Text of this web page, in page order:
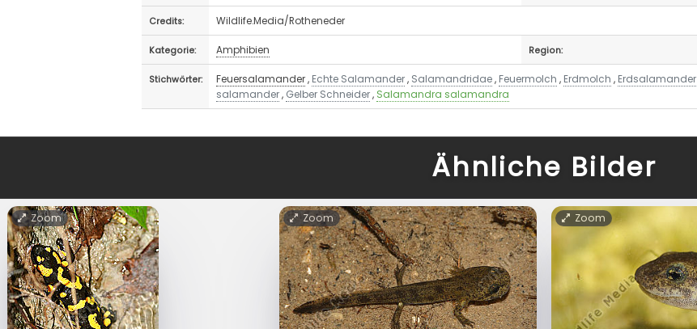
Credits: Wildlife.Media/Rotheneder
Kategorie: Amphibien Region:
Stichwörter: Feuersalamander, Echte Salamander, Salamandridae, Feuermolch , Erdmolch , Erdsalamander
salamander, Gelber Schneider, Salamandra salamandra
Ähnliche Bilder
Zoom Zoom Zoom